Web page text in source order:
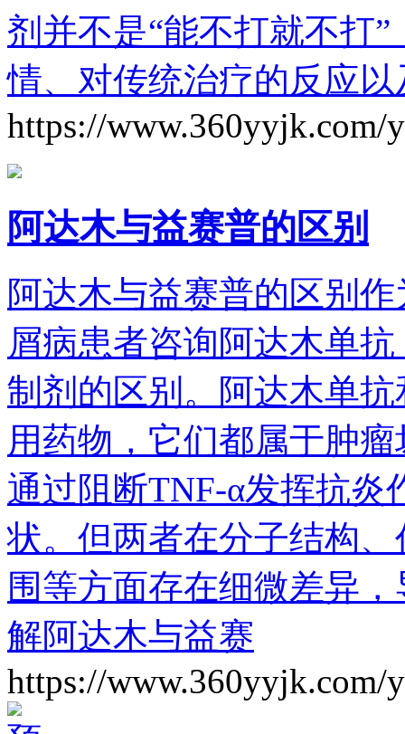
剂并不是“能不打就不打
情、对传统治疗的反应
https://www.360yyjk.com/
阿达木与益赛普的区别
阿达木与益赛普的区别
屑病患者咨询阿达木单
制剂的区别。阿达木单
用药物，它们都属于肿
通过阻断TNF-α发挥抗炎
状。但两者在分子结构
围等方面存在细微差异
解阿达木与益赛
https://www.360yyjk.com/